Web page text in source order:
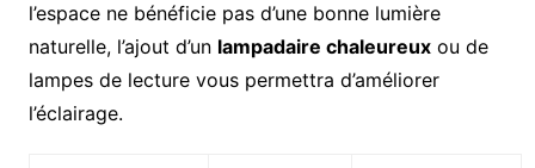
l’espace ne bénéficie pas d’une bonne lumière
naturelle, l’ajout d’un lampadaire chaleureuxou de
lampes de lecture vous permettra d’améliorer
l’éclairage.